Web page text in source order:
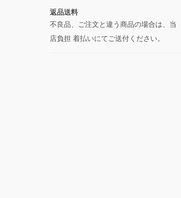
返品送料
不良品、ご注文と違う商品の場合は、当
店負担 着払いにてご送付ください。